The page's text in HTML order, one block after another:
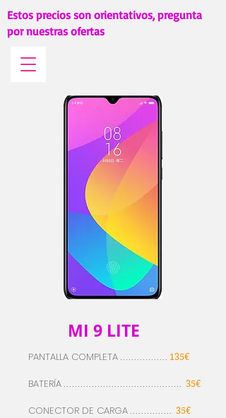
Estos precios son orientativos, pregunta
por nuestras ofertas
MI 9 LITE
PANTALLA COMPLETA................. 135€
BATERÍA.......................................... 35€
CONECTOR DE CARGA............... 35€